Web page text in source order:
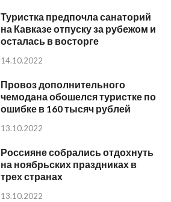
Туристка предпочла санаторий
на Кавказе отпуску за рубежом и
осталась в восторге
14.10.2022
Провоз дополнительного
чемодана обошелся туристке по
ошибке в 160 тысяч рублей
13.10.2022
Россияне собрались отдохнуть
на ноябрьских праздниках в
трех странах
13.10.2022